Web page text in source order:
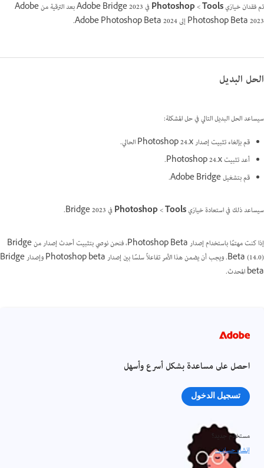
تم فقدان خيارَيTools
>‏
Photoshop
في Adobe Bridge 2023 بعد الترقية من Adobe
Photoshop Beta 2023 إلى Adobe Photoshop Beta 2024.
الحل البديل
سيساعد الحل البديل التالي في حل المشكلة:
قم بإلغاء تثبيت إصدار Photoshop 24.x الحالي.
أعد تثبيت Photoshop 24.x.
قم بتشغيل Adobe Bridge.
سيساعد ذلك في استعادة خيارَيTools
>‏
Photoshopفي Bridge 2023.
إذا كنت مهتمًا باستخدام إصدار Photoshop Beta، فنحن نوصي بتثبيت أحدث إصدار من Bridge
Beta (14.0). ويجب أن يضمن هذا الأمر تفاعلاً سلسًا بين إصدار Photoshop beta وإصدار Bridge
beta المحدث.
احصل على مساعدة بشكل أسرع وأسهل
تسجيل الدخول
مستخدم جديد؟
إنشاء حساب ›